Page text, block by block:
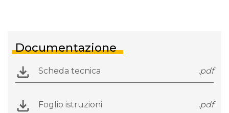
Documentazione
Scheda tecnica .pdf
Foglio istruzioni .pdf